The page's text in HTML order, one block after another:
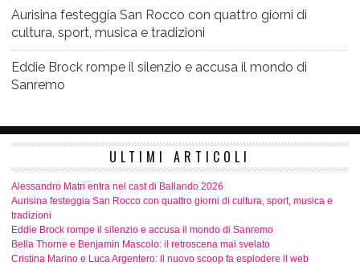
Aurisina festeggia San Rocco con quattro giorni di
cultura, sport, musica e tradizioni
Eddie Brock rompe il silenzio e accusa il mondo di
Sanremo
ULTIMI ARTICOLI
Alessandro Matri entra nel cast di Ballando 2026
Aurisina festeggia San Rocco con quattro giorni di cultura, sport, musica e
tradizioni
Eddie Brock rompe il silenzio e accusa il mondo di Sanremo
Bella Thorne e Benjamin Mascolo: il retroscena mai svelato
Cristina Marino e Luca Argentero: il nuovo scoop fa esplodere il web